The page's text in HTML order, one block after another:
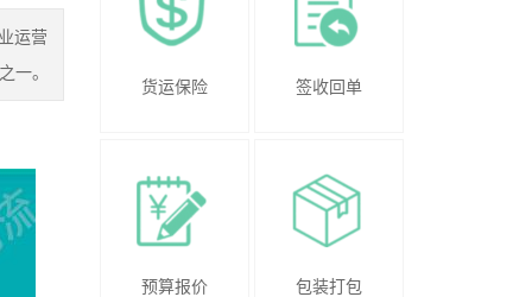
运营
一。
货运保险 签收回单
预算报价 包装打包